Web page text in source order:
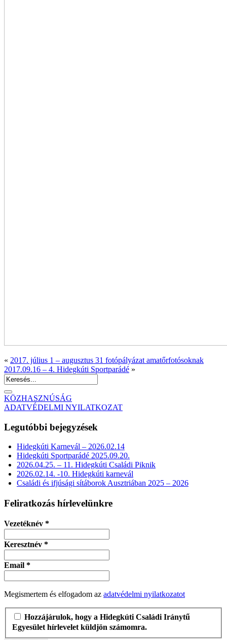
« 2017. július 1 – augusztus 31 fotópályázat amatőrfotósoknak
2017.09.16 – 4. Hidegkúti Sportparádé »
KÖZHASZNÚSÁG
ADATVÉDELMI NYILATKOZAT
Legutóbbi bejegyzések
Hidegkúti Karnevál – 2026.02.14
Hidegkúti Sportparádé 2025.09.20.
2026.04.25. – 11. Hidegkúti Családi Piknik
2026.02.14. -10. Hidegkúti karnevál
Családi és ifjúsági sítáborok Ausztriában 2025 – 2026
Feliratkozás hírlevelünkre
Vezetéknév *
Keresztnév *
Email *
Megismertem és elfogadom az adatvédelmi nyilatkozatot
Hozzájárulok, hogy a Hidegkúti Családi Iránytű
Egyesület hírlevelet küldjön számomra.